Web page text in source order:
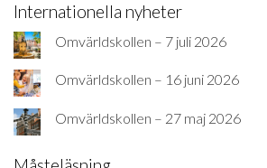
Internationella nyheter
Omvärldskollen – 7 juli 2026
Omvärldskollen – 16 juni 2026
Omvärldskollen – 27 maj 2026